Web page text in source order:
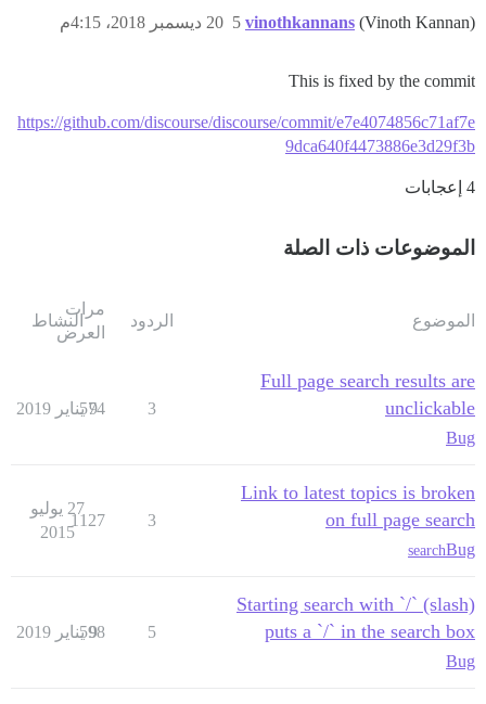
vinothkannans (Vinoth Kannan) 20 ديسمبر 2018، 4:15م 5
This is fixed by the commit
https://github.com/discourse/discourse/commit/e7e4074856c71af7e
9dca640f4473886e3d29f3b
4 إعجابات
الموضوعات ذات الصلة
الموضوع الردود
مرات
العرض
النشاط
Full page search results are
unclickable
Bug
3
574
9 يناير 2019
Link to latest topics is broken
on full page search
Bug
search
3
1127
27 يوليو
2015
Starting search with `/` (slash)
puts a `/` in the search box
Bug
5
598
9 يناير 2019